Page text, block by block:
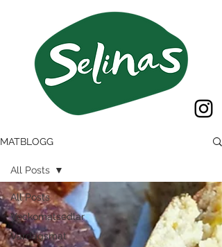
MATBLOGG
All Posts
Veckomatsedlar
Vardagsmat
All Posts